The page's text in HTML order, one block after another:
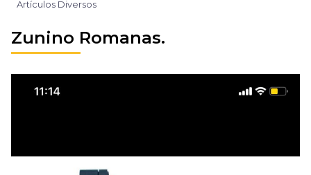
Artículos Diversos
Zunino Romanas.